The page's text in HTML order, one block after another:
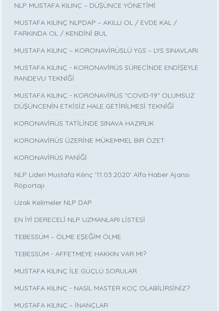
NLP MUSTAFA KILINÇ – DÜŞÜNCE YÖNETİMİ
MUSTAFA KILINÇ NLPDAP – AKILLI OL / EVDE KAL /
FARKINDA OL / KENDİNİ BUL
MUSTAFA KILINÇ – KORONAVİRÜSLÜ YGS – LYS SINAVLARI
MUSTAFA KILINÇ - KORONAVİRÜS SÜRECİNDE ENDİŞEYLE
RANDEVU TEKNİĞİ
MUSTAFA KILINÇ - KORONAVİRÜS "COVID-19" OLUMSUZ
DÜŞÜNCENİN ETKİSİZ HALE GETİRİLMESİ TEKNİĞİ
KORONAVİRÜS TATİLİNDE SINAVA HAZIRLIK
KORONAVİRÜS ÜZERİNE MÜKEMMEL BIR ÖZET
KORONAVİRÜS PANİĞİ
NLP Lideri Mustafa Kılınç '11.03.2020' Alfa Haber Ajansı
Röportajı
Uzak Kelimeler NLP DAP
EN İYİ DERECELİ NLP UZMANLARI LİSTESİ
TEBESSÜM – ÖLME EŞEĞİM ÖLME
TEBESSÜM - AFFETMEYE HAKKIN VAR MI?
MUSTAFA KILINÇ İLE GÜÇLÜ SORULAR
MUSTAFA KILINÇ - NASIL MASTER KOÇ OLABİLİRSİNİZ?
MUSTAFA KILINÇ – İNANÇLAR